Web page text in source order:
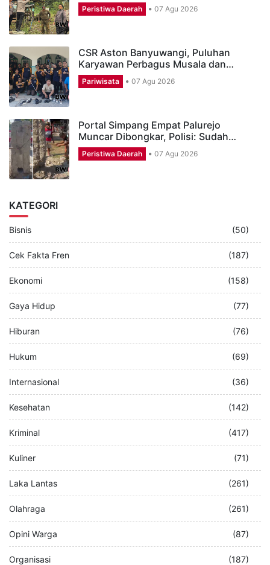
Peristiwa Daerah 07 Agu 2026
CSR Aston Banyuwangi, Puluhan
Karyawan Perbagus Musala dan…
Pariwisata 07 Agu 2026
Portal Simpang Empat Palurejo
Muncar Dibongkar, Polisi: Sudah…
Peristiwa Daerah 07 Agu 2026
KATEGORI
Bisnis (50)
Cek Fakta Fren (187)
Ekonomi (158)
Gaya Hidup (77)
Hiburan (76)
Hukum (69)
Internasional (36)
Kesehatan (142)
Kriminal (417)
Kuliner (71)
Laka Lantas (261)
Olahraga (261)
Opini Warga (87)
Organisasi (187)